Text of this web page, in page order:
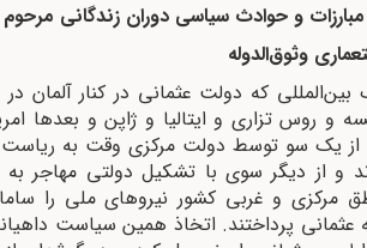
و حوادث سیاسى دوران زندگانى مرحوم
که دولت عثمانى در کنار آلمان
و روس تزارى و ایتالیا و ژاپن و بعدها
از یک سو توسط دولت مرکزى وقت به ریاست
و از دیگر سوى با تشکیل دولتى مهاجر
مرکزى و غربى کشور نیروهاى ملى را
عثمانى پرداختند. اتخاذ همین سیاست